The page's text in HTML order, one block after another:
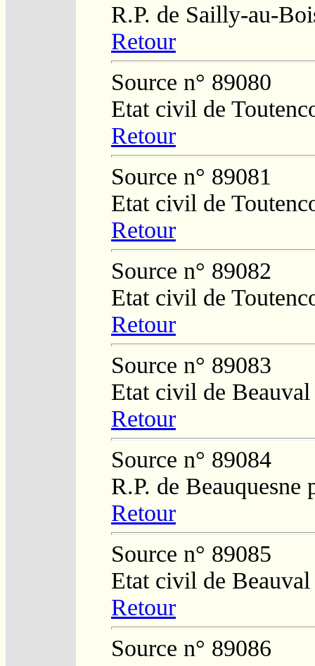
R.P. de Sailly-au-
Retour
Source n° 89080
Etat civil de
Retour
Source n° 89081
Etat civil de
Retour
Source n° 89082
Etat civil de
Retour
Source n° 89083
Etat civil de Beauval
Retour
Source n° 89084
R.P. de Beauquesne
Retour
Source n° 89085
Etat civil de Beauval
Retour
Source n° 89086